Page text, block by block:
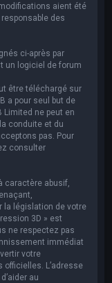
aient été
des
ci-après par
un logiciel de forum
être téléchargé sur
a pour seul but de
ne peut en
conduite et du
pas. Pour
consulter
caractère abusif,
la législation de votre
3D » est
ne respectez pas
immédiat
votre
L’adresse
au